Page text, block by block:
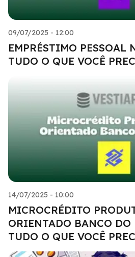
09/07/2025 - 12:00
EMPRÉSTIMO PESSOAL
TUDO O QUE VOCÊ
14/07/2025 - 10:00
MICROCRÉDITO
ORIENTADO BANCO DO
TUDO O QUE VOCÊ